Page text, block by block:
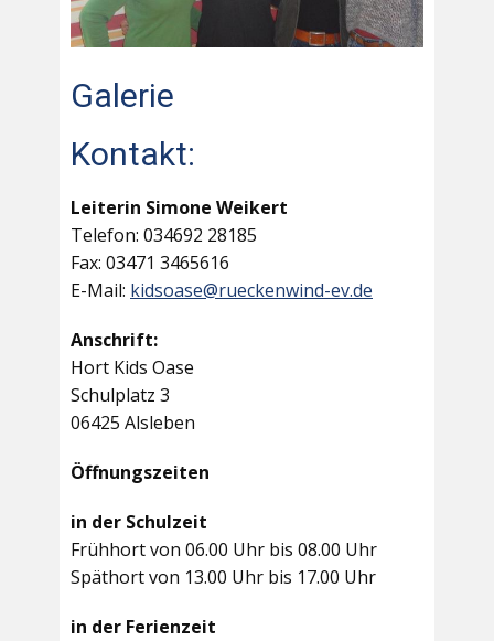
Galerie
Kontakt:
Leiterin Simone Weikert
Telefon: 034692 28185
Fax: 03471 3465616
E-Mail: kidsoase@rueckenwind-ev.de
Anschrift:
Hort Kids Oase
Schulplatz 3
06425 Alsleben
Öffnungszeiten
in der Schulzeit
Frühhort von 06.00 Uhr bis 08.00 Uhr
Späthort von 13.00 Uhr bis 17.00 Uhr
in der Ferienzeit